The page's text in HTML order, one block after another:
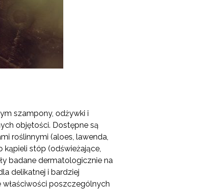
szampony, odżywki i
objętości. Dostępne są
roślinnymi (aloes, lawenda,
kąpieli stóp (odświeżające,
badane dermatologicznie na
delikatnej i bardziej
poszczególnych